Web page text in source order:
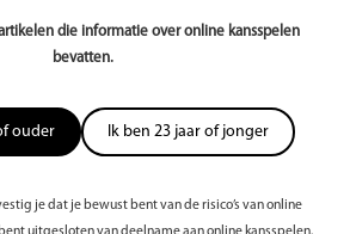
die informatie over online kansspelen
bevatten.
ouder Ik ben 23 jaar of jonger
je dat je bewust bent van de risico’s van online
dit kwartaal